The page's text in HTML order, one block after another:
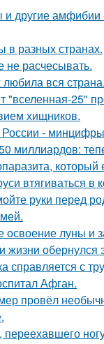
другие
в разных странах.
расчесывать.
вся страна.
"вселенная-25"
хищников.
России -
миллиардов:
который
втягиваться в
руки перед
освоение луны
жизни
справляется с
Афган.
провёл